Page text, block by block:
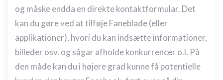
og måske endda en direkte kontaktformular. Det
kan du gøre ved at tilføje Faneblade (eller
applikationer), hvori du kan indsætte informationer,
billeder osv. og sågar afholde konkurrencer o.l. På
den måde kan du i højere grad kunne få potentielle